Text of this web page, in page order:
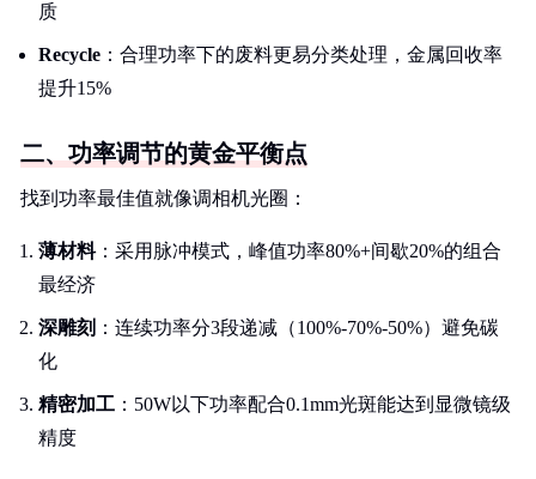
质
Recycle ：合理功率下的废料更易分类处理，金属回收率
提升15%
二、功率调节的黄金平衡点
找到功率最佳值就像调相机光圈：
薄材料：采用脉冲模式，峰值功率80%+间歇20%的组合
最经济
深雕刻 ：连续功率分3段递减（100%-70%-50%）避免碳
化
精密加工 ：50W以下功率配合0.1mm光斑能达到显微镜级
精度